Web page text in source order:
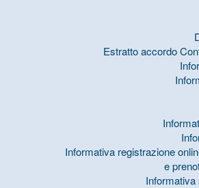
Estratto accordo
Informativa registrazione
e